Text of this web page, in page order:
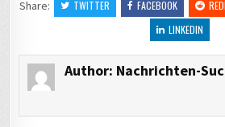
Share:
TWITTER FACEBOOK
LINKEDIN
Author: Nachrichten-